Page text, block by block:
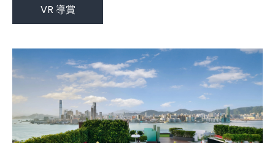
VR 導賞